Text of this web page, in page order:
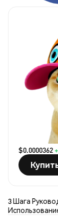
$0.0000362
3 Шага